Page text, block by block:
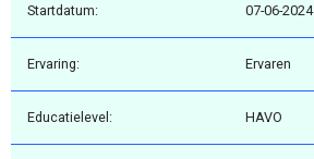
Startdatum: 07-06-2024
Ervaring: Ervaren
Educatielevel: HAVO